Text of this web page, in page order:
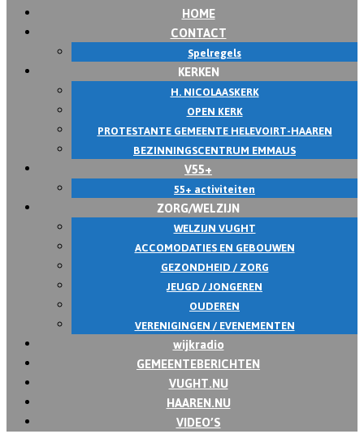
HOME
CONTACT
Spelregels
KERKEN
H. NICOLAASKERK
OPEN KERK
PROTESTANTE GEMEENTE HELEVOIRT-HAAREN
BEZINNINGSCENTRUM EMMAUS
V55+
55+ activiteiten
ZORG/WELZIJN
WELZIJN VUGHT
ACCOMODATIES EN GEBOUWEN
GEZONDHEID / ZORG
JEUGD / JONGEREN
OUDEREN
VERENIGINGEN / EVENEMENTEN
wijkradio
GEMEENTEBERICHTEN
VUGHT.NU
HAAREN.NU
VIDEO’S